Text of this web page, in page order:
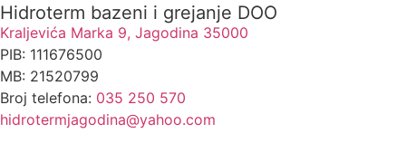
Hidroterm bazeni i grejanje DOO
Kraljevića Marka 9, Jagodina 35000
PIB: 111676500
MB: 21520799
Broj telefona: 035 250 570
hidrotermjagodina@yahoo.com